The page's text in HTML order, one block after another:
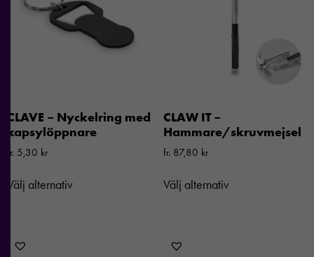
CLAVE – Nyckelring med
kapsylöppnare
fr. 5,30 kr
Välj alternativ
CLAW IT –
Hammare/skruvmejsel
fr. 87,80 kr
Välj alternativ